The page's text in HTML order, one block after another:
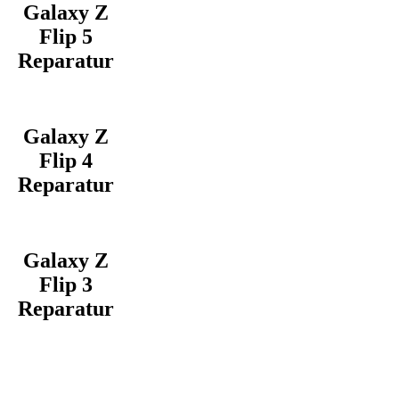
Galaxy Z
Flip 5
Reparatur
Galaxy Z
Flip 4
Reparatur
Galaxy Z
Flip 3
Reparatur